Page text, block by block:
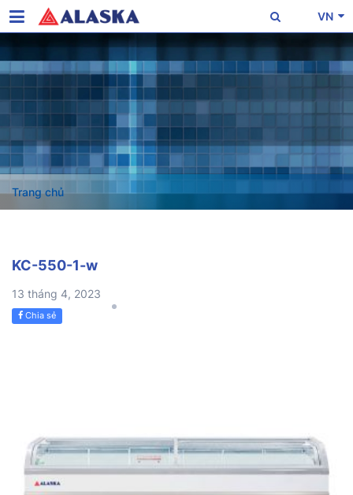
VN
Trang chủ
KC-550-1-w
13 tháng 4, 2023
Chia sẻ